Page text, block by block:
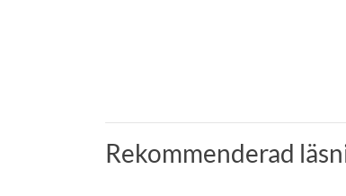
Rekommenderad